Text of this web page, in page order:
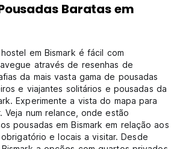
Baratas em
em Bismark é fácil com
através de resenhas de
da mais vasta gama de pousadas
e viajantes solitários e pousadas da
Experimente a vista do mapa para
num relance, onde estão
pousadas em Bismark em relação aos
e locais a visitar. Desde